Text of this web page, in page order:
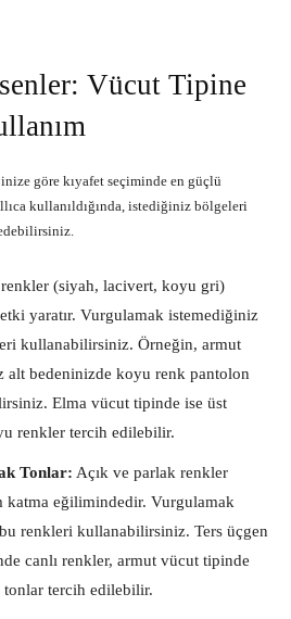
Vücut Tipine
göre kıyafet seçiminde en güçlü
kullanıldığında, istediğiniz bölgeleri
(siyah, lacivert, koyu gri)
yaratır. Vurgulamak istemediğiniz
kullanabilirsiniz. Örneğin, armut
alt bedeninizde koyu renk pantolon
Elma vücut tipinde ise üst
renkler tercih edilebilir.
Tonlar: Açık ve parlak renkler
katma eğilimindedir. Vurgulamak
renkleri kullanabilirsiniz. Ters üçgen
canlı renkler, armut vücut tipinde
tonlar tercih edilebilir.